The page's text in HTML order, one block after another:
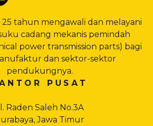
tahun mengawali dan melayani
cadang mekanis pemindah
power transmission parts) bagi
dan sektor-sektor
pendukungnya.
PUSAT
Raden Saleh No.3A
Jawa Timur